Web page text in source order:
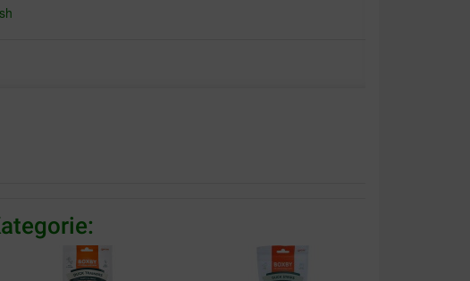
en vlug geleverd , zeker aan te bevelen .